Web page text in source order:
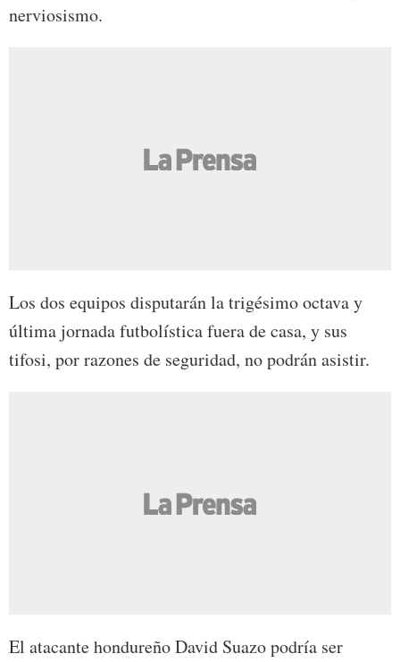
nerviosismo.
Los dos equipos disputarán la trigésimo octava y
última jornada futbolística fuera de casa, y sus
tifosi, por razones de seguridad, no podrán asistir.
El atacante hondureño David Suazo podría ser